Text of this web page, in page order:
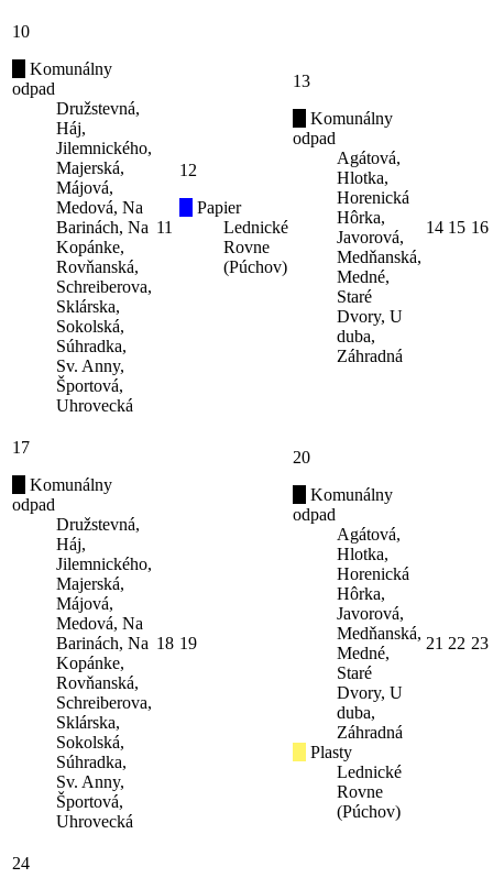
10
Komunálny
odpad
Družstevná,
Háj,
Jilemnického,
Majerská,
Májová,
Medová, Na
Barinách, Na
Kopánke,
Rovňanská,
Schreiberova,
Sklárska,
Sokolská,
Súhradka,
Sv. Anny,
Športová,
Uhrovecká
11
12
Papier
Lednické
Rovne
(Púchov)
13
Komunálny
odpad
Agátová,
Hlotka,
Horenická
Hôrka,
Javorová,
Medňanská,
Medné,
Staré
Dvory, U
duba,
Záhradná
14 15 16
17
Komunálny
odpad
Družstevná,
Háj,
Jilemnického,
Majerská,
Májová,
Medová, Na
Barinách, Na
Kopánke,
Rovňanská,
Schreiberova,
Sklárska,
Sokolská,
Súhradka,
Sv. Anny,
Športová,
Uhrovecká
18 19
20
Komunálny
odpad
Agátová,
Hlotka,
Horenická
Hôrka,
Javorová,
Medňanská,
Medné,
Staré
Dvory, U
duba,
Záhradná
Plasty
Lednické
Rovne
(Púchov)
21 22 23
24